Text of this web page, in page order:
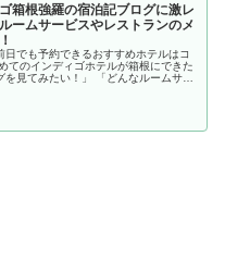
箱根強羅の宿泊記ブログに激レ
ームサービスやレストランのメ
日でも予約できるおすすめホテルはコ
てのインディゴホテルが箱根にできた
見てみたい！」 「どんなルームサー